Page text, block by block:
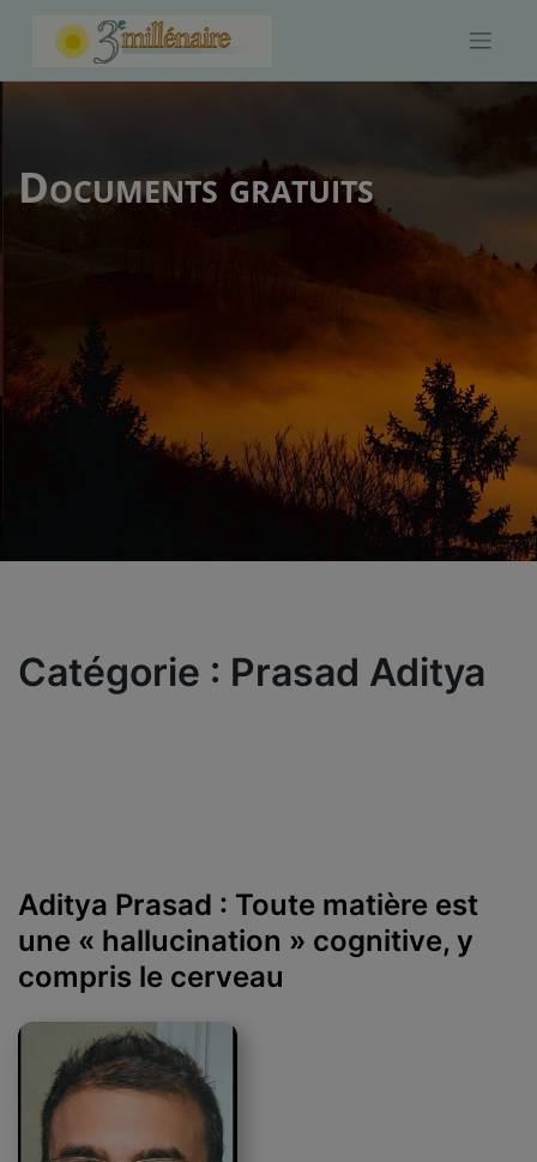
Documents gratuits
Catégorie : Prasad Aditya
Aditya Prasad : Toute matière est
une « hallucination » cognitive, y
compris le cerveau